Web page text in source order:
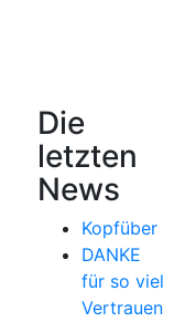
Die
letzten
News
Kopfüber
DANKE
für so viel
Vertrauen